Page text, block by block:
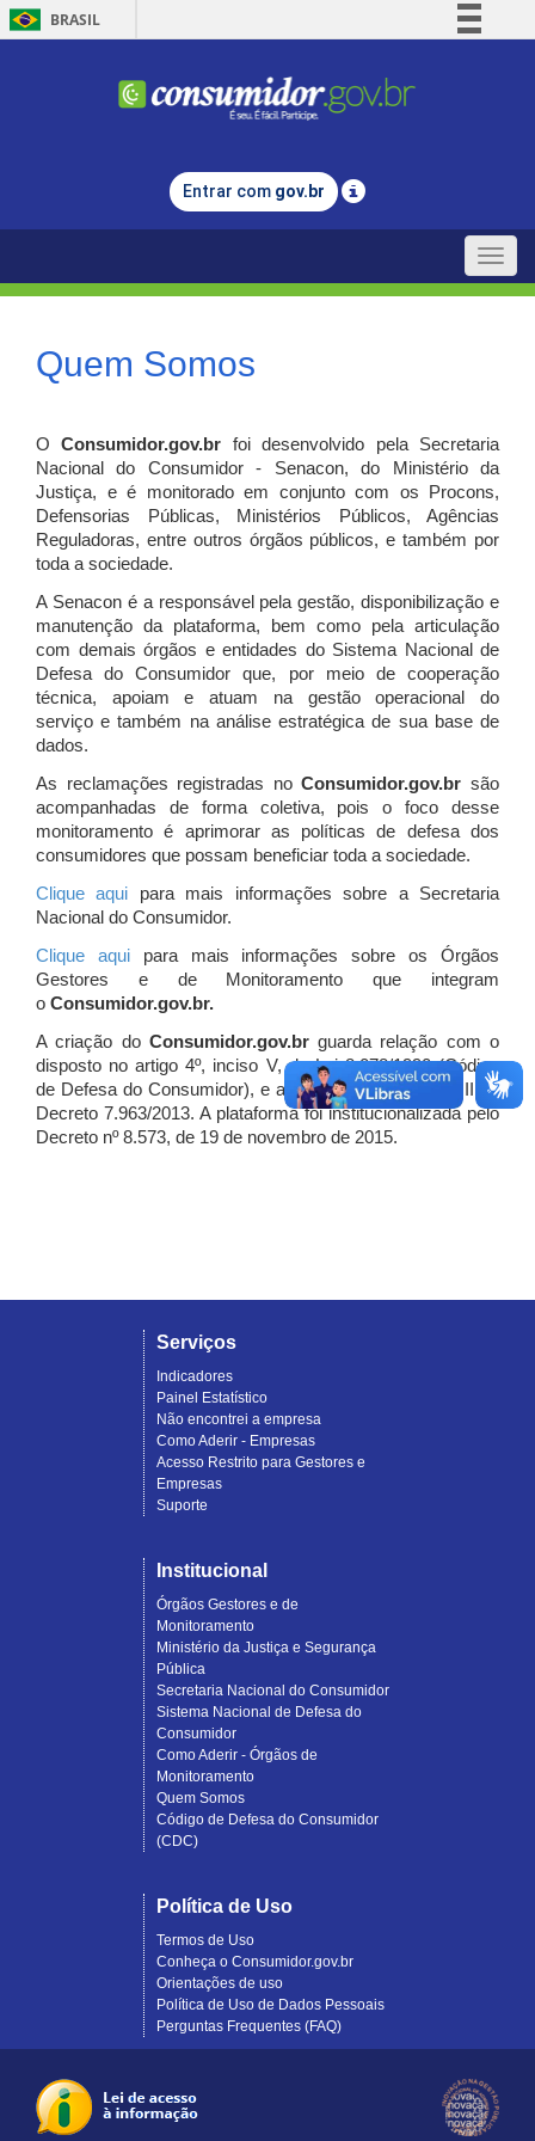
BRASIL
Comunica BR
Legislação
Entrar com gov.br
Toggle
Quem Somos
OConsumidor.gov.br
foi desenvolvido pela Secretaria
Nacional do Consumidor - Senacon, do Ministério da
Justiça, e é monitorado em conjunto com os Procons,
Defensorias Públicas, Ministérios Públicos, Agências
Reguladoras, entre outros órgãos públicos, e também por
toda a sociedade.
A Senacon é a responsável pela gestão, disponibilização e
manutenção da plataforma, bem como pela articulação
com demais órgãos e entidades do Sistema Nacional de
Defesa do Consumidor que, por meio de cooperação
técnica, apoiam e atuam na gestão operacional do
serviço e também na análise estratégica de sua base de
dados.
As reclamações registradas noConsumidor.gov.br são
acompanhadas de forma coletiva, pois o foco desse
monitoramento é aprimorar as políticas de defesa dos
consumidores que possam beneficiar toda a sociedade.
Clique aqui para mais informações sobre a Secretaria
Nacional do Consumidor.
Clique aquipara mais informações sobre os Órgãos
Gestores e de Monitoramento que integram
o Consumidor.gov.br.
A criação do Consumidor.gov.brguarda relação com o
disposto no artigo 4º, inciso V, da Lei 8.078/1990 (Código
de Defesa do Consumidor), e artigo 7º, incisos I, II e III do
Decreto 7.963/2013. A plataforma foi institucionalizada pelo
Decreto nº 8.573, de 19 de novembro de 2015.
Serviços
Indicadores
Painel Estatístico
Não encontrei a empresa
Como Aderir - Empresas
Acesso Restrito para Gestores e
Empresas
Suporte
Institucional
Órgãos Gestores e de
Monitoramento
Ministério da Justiça e Segurança
Pública
Secretaria Nacional do Consumidor
Sistema Nacional de Defesa do
Consumidor
Como Aderir - Órgãos de
Monitoramento
Quem Somos
Código de Defesa do Consumidor
(CDC)
Política de Uso
Termos de Uso
Conheça o Consumidor.gov.br
Orientações de uso
Política de Uso de Dados Pessoais
Perguntas Frequentes (FAQ)